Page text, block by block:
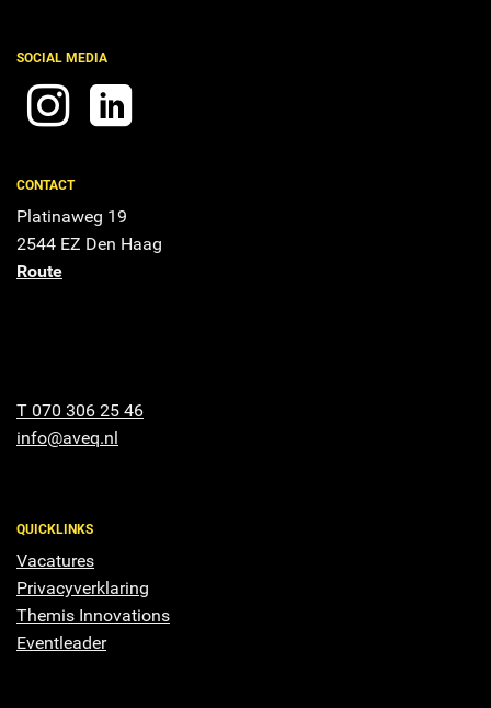
SOCIAL MEDIA
CONTACT
Platinaweg 19
2544 EZ Den Haag
Route
T 070 306 25 46
info@aveq.nl
QUICKLINKS
Vacatures
Privacyverklaring
Themis Innovations
Eventleader